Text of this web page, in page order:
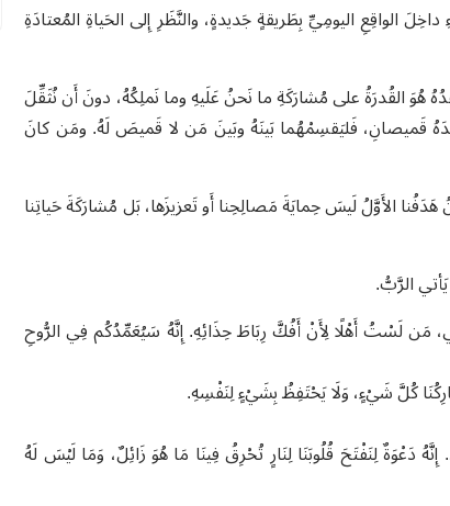
الواقِعِ اليومِيِّ بِطَريقةٍ جَديدةٍ، والنَّظَرِ إِلى الحَياةِ المُعتادَةِ
هُوَ القُدرَةُ على مُشارَكَةِ ما نَحنُ عَلَيهِ وما نَملِكُهُ، دونَ أَن نُثَقِّلَ
قَميصانِ، فَليَقسِمْهُما بَينَهُ وبَينَ مَن لا قَميصَ لَهُ. ومَن كانَ
الأَوَّلُ لَيسَ حِمايَةَ مَصالِحِنا أَو تَعزيزَها، بَل مُشارَكَةَ حَياتِنا
الرَّبُّ.
مَن لَسْتُ أَهْلًا لِأَنْ أَفُكَّ رِبَاطَ حِذَائِهِ. إِنَّهُ سَيُعَمِّدُكُم فِي الرُّوحِ
كُلَّ شَيْءٍ، وَلَا يَحْتَفِظُ بِشَيْءٍ لِنَفْسِهِ.
دَعْوَةٌ لِنَفْتَحَ قُلُوبَنَا لِنَارٍ تُحْرِقُ فِينَا مَا هُوَ زَائِلٌ، وَمَا لَيْسَ لَهُ